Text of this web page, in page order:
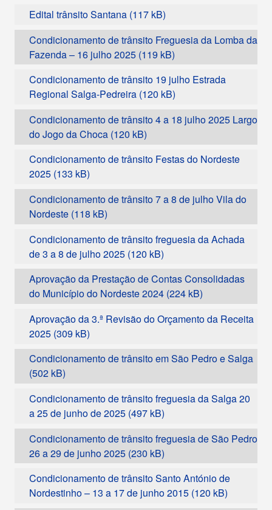
Edital trânsito Santana
Condicionamento de trânsito Freguesia da Lomba da
Fazenda – 16 julho 2025
Condicionamento de trânsito 19 julho Estrada
Regional Salga-Pedreira
Condicionamento de trânsito 4 a 18 julho 2025 Largo
do Jogo da Choca
Condicionamento de trânsito Festas do Nordeste
2025
Condicionamento de trânsito 7 a 8 de julho Vila do
Nordeste
Condicionamento de trânsito freguesia da Achada
de 3 a 8 de julho 2025
Aprovação da Prestação de Contas Consolidadas
do Município do Nordeste 2024
Aprovação da 3.ª Revisão do Orçamento da Receita
2025
Condicionamento de trânsito em São Pedro e Salga
Condicionamento de trânsito freguesia da Salga 20
a 25 de junho de 2025
Condicionamento de trânsito freguesia de São Pedro
26 a 29 de junho 2025
Condicionamento de trânsito Santo António de
Nordestinho – 13 a 17 de junho 2015